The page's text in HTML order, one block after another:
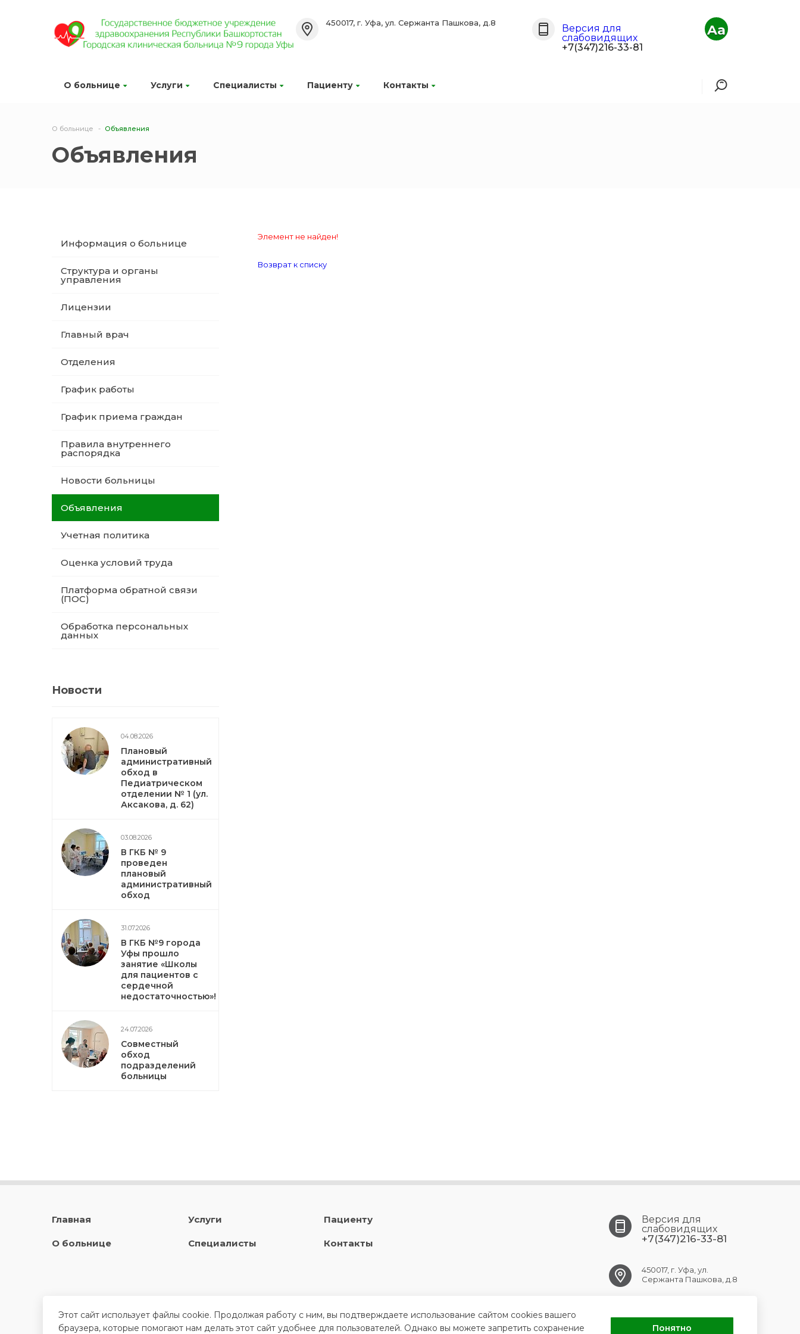
О больнице Услуги Специалисты Пациенту Контакты
450017, г. Уфа, ул. Сержанта Пашкова, д.8
Версия для
слабовидящих
+7(347)216-33-81
Aa
О больнице Объявления
Объявления
Информация о больнице
Структура и органы
управления
Лицензии
Главный врач
Отделения
График работы
График приема граждан
Правила внутреннего
распорядка
Новости больницы
Объявления
Учетная политика
Оценка условий труда
Платформа обратной связи
(ПОС)
Обработка персональных
данных
Новости
04.08.2026
Плановый
административный
обход в
Педиатрическом
отделении № 1 (ул.
Аксакова, д. 62)
03.08.2026
В ГКБ № 9
проведен
плановый
административный
обход
31.07.2026
В ГКБ №9 города
Уфы прошло
занятие «Школы
для пациентов с
сердечной
недостаточностью»!
24.07.2026
Совместный
обход
подразделений
больницы
Элемент не найден!
Возврат к списку
Главная
О больнице
Услуги
Специалисты
Пациенту
Контакты
Версия для
слабовидящих
+7(347)216-33-81
450017, г. Уфа, ул.
Сержанта Пашкова, д.8
Этот сайт использует файлы cookie. Продолжая работу с ним, вы подтверждаете использование сайтом cookies вашего
браузера, которые помогают нам делать этот сайт удобнее для пользователей. Однако вы можете запретить сохранение
Понятно